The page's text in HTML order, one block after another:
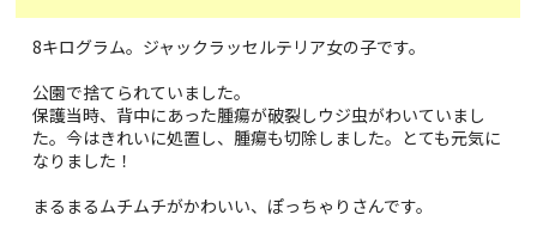
8キログラム。ジャックラッセルテリア女の子です。
公園で捨てられていました。
保護当時、背中にあった腫瘍が破裂しウジ虫がわいていまし
た。今はきれいに処置し、腫瘍も切除しました。とても元気に
なりました！
まるまるムチムチがかわいい、ぽっちゃりさんです。